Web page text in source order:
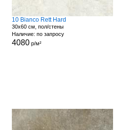
10 Bianco Rett Hard
30x60 см, пол/стены
Наличие: по запросу
4080р/м²